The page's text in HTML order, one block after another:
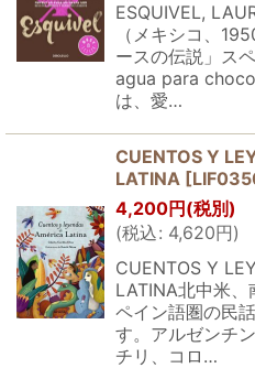
ESQUIVEL,
（メキシコ、
ースの伝説」ス
agua para
は、愛…
CUENTOS Y
LATINA [
4,200円 (税別)
(税込: 4,620円)
CUENTOS Y
LATINA北中米、
ペイン語圏の民
す。アルゼンチ
チリ、コロ…